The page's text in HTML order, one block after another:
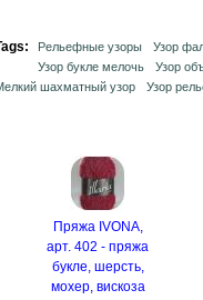
Рельефные узоры
Узор
Узор букле мелочь
Узор
шахматный узор
Узор
Пряжа IVONA,
арт. 402 - пряжа
букле, шерсть,
мохер, вискоза